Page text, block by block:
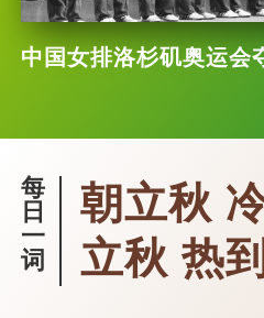
中国女排洛杉矶奥运会
每
日
一
词
朝立秋
立秋 热